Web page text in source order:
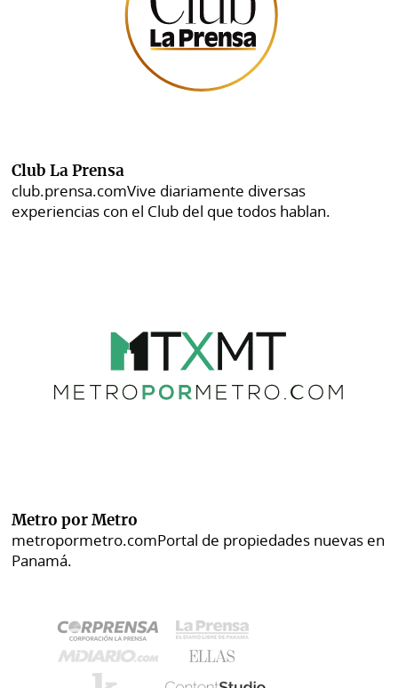
Club La Prensa
club.prensa.comVive diariamente diversas
experiencias con el Club del que todos hablan.
Metro por Metro
metropormetro.comPortal de propiedades nuevas en
Panamá.